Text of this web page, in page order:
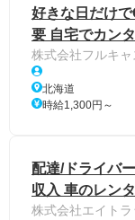
好きな日だけ
要 自宅でカン
株式会社フルキャ
北海道
時給1,300円～
配達/ドライバ
収入 車のレン
株式会社エイトラ